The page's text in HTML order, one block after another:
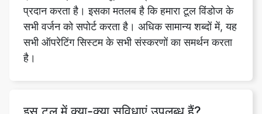
है।
इस टूल में क्या-क्या सुविधाएं उपलब्ध हैं?
सटीकता के लिए ज़ूम इन और आउट फीचर्स प्रदान करता